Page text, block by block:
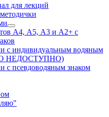
для лекций
А4, А5, А3 и А2+ с
с индивидуальным водяным
НЕДОСТУПНО)
с псевдоводяным знаком